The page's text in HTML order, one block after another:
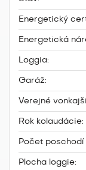
Energetický
Energetická
Loggia:
Garáž:
Verejné
Rok kolaudácie:
Počet
Plocha loggie: